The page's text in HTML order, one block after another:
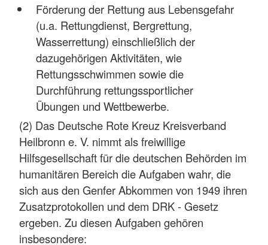
Förderung der Rettung aus Lebensgefahr
(u.a. Rettungdienst, Bergrettung,
Wasserrettung) einschließlich der
dazugehörigen Aktivitäten, wie
Rettungsschwimmen sowie die
Durchführung rettungssportlicher
Übungen und Wettbewerbe.
(2) Das Deutsche Rote Kreuz Kreisverband
Heilbronn e. V. nimmt als freiwillige
Hilfsgesellschaft für die deutschen Behörden im
humanitären Bereich die Aufgaben wahr, die
sich aus den Genfer Abkommen von 1949 ihren
Zusatzprotokollen und dem DRK - Gesetz
ergeben. Zu diesen Aufgaben gehören
insbesondere: